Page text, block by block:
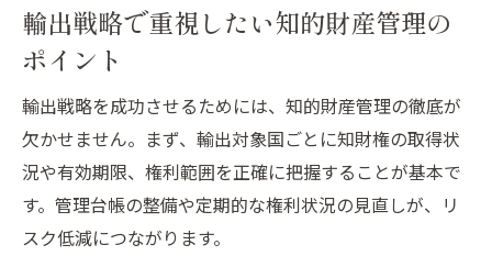
輸出戦略で重視したい知的財産管理の
ポイント
輸出戦略を成功させるためには、知的財産管理の徹底が
欠かせません。まず、輸出対象国ごとに知財権の取得状
況や有効期限、権利範囲を正確に把握することが基本で
す。管理台帳の整備や定期的な権利状況の見直しが、リ
スク低減につながります。